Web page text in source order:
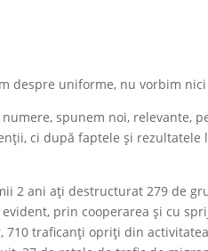
despre uniforme, nu vorbim
spunem noi, relevante,
ci după faptele și rezultatele
2 ani ați destructurat 279 de
prin cooperarea și cu
traficanți opriți din